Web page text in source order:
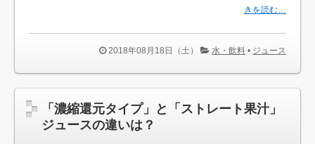
きを読む…
2018年08月18日（土） 水・飲料 • ジュース
「濃縮還元タイプ」と「ストレート果汁」
ジュースの違いは？